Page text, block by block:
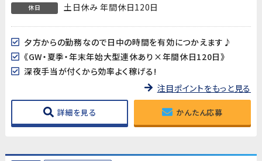
休日 土日休み 年間休日120日
夕方からの勤務なので日中の時間を有効につかえます♪
《GW・夏季・年末年始大型連休あり×年間休日120日》
深夜手当が付くから効率よく稼げる!
注目ポイントをもっと見る
詳細を見る かんたん応募